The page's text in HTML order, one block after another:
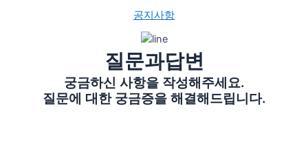
공지사항
질문과답변
궁금하신 사항을 작성해주세요.
질문에 대한 궁금증을 해결해드립니다.